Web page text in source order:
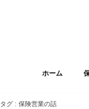
ホーム
タグ : 保険営業の話